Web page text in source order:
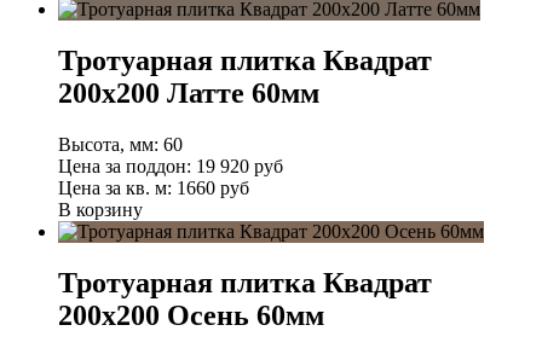
Тротуарная плитка Квадрат
200х200 Латте 60мм
Высота, мм: 60
Цена за поддон: 19 920 руб
Цена за кв. м: 1660 руб
В корзину
Тротуарная плитка Квадрат
200х200 Осень 60мм